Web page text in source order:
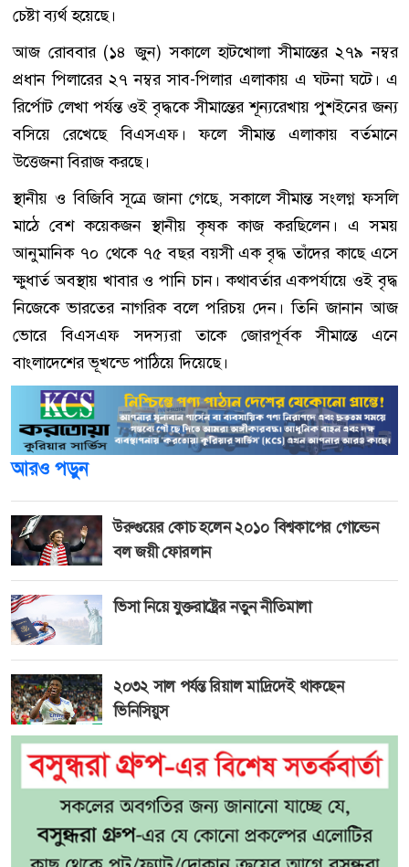
চেষ্টা ব্যর্থ হয়েছে।
আজ রোববার (১৪ জুন) সকালে হাটখোলা সীমান্তের ২৭৯ নম্বর
প্রধান পিলারের ২৭ নম্বর সাব-পিলার এলাকায় এ ঘটনা ঘটে। এ
রির্পোট লেখা পর্যন্ত ওই বৃদ্ধকে সীমান্তের শূন্যরেখায় পুশইনের জন্য
বসিয়ে রেখেছে বিএসএফ। ফলে সীমান্ত এলাকায় বর্তমানে
উত্তেজনা বিরাজ করছে।
স্থানীয় ও বিজিবি সূত্রে জানা গেছে, সকালে সীমান্ত সংলগ্ন ফসলি
মাঠে বেশ কয়েকজন স্থানীয় কৃষক কাজ করছিলেন। এ সময়
আনুমানিক ৭০ থেকে ৭৫ বছর বয়সী এক বৃদ্ধ তাঁদের কাছে এসে
ক্ষুধার্ত অবস্থায় খাবার ও পানি চান। কথাবর্তার একপর্যায়ে ওই বৃদ্ধ
নিজেকে ভারতের নাগরিক বলে পরিচয় দেন। তিনি জানান আজ
ভোরে বিএসএফ সদস্যরা তাকে জোরপূর্বক সীমান্তে এনে
বাংলাদেশের ভূখন্ডে পাঠিয়ে দিয়েছে।
আরও পড়ুন
উরুগুয়ের কোচ হলেন ২০১০ বিশ্বকাপের গোল্ডেন
বল জয়ী ফোরলান
ভিসা নিয়ে যুক্তরাষ্ট্রের নতুন নীতিমালা
২০৩২ সাল পর্যন্ত রিয়াল মাদ্রিদেই থাকছেন
ভিনিসিয়ুস